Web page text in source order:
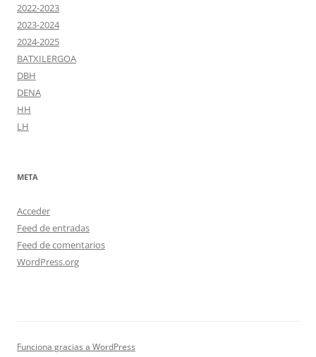
2022-2023
2023-2024
2024-2025
BATXILERGOA
DBH
DENA
HH
LH
META
Acceder
Feed de entradas
Feed de comentarios
WordPress.org
Funciona gracias a WordPress